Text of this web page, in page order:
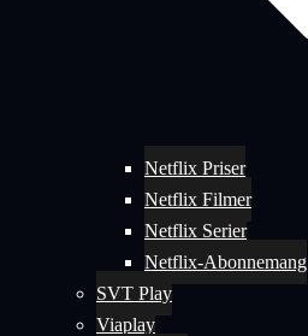
Netflix Priser
Netflix Filmer
Netflix Serier
Netflix-Abonnemang
SVT Play
Viaplay